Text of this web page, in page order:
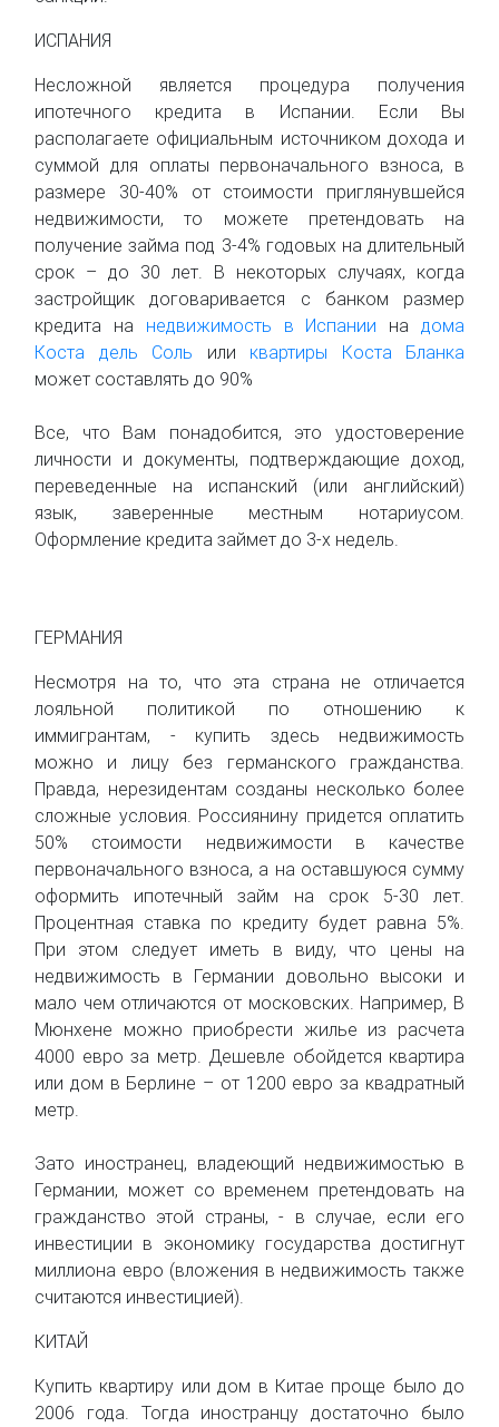
ИСПАНИЯ
Несложной является процедура получения
ипотечного кредита в Испании. Если Вы
располагаете официальным источником дохода и
суммой для оплаты первоначального взноса, в
размере 30-40% от стоимости приглянувшейся
недвижимости, то можете претендовать на
получение займа под 3-4% годовых на длительный
срок – до 30 лет. В некоторых случаях, когда
застройщик договаривается с банком размер
кредита на недвижимость в Испании надома
Коста дель Соль или квартиры Коста Бланка
может составлять до 90%
Все, что Вам понадобится, это удостоверение
личности и документы, подтверждающие доход,
переведенные на испанский (или английский)
язык, заверенные местным нотариусом.
Оформление кредита займет до 3-х недель.
ГЕРМАНИЯ
Несмотря на то, что эта страна не отличается
лояльной политикой по отношению к
иммигрантам, - купить здесь недвижимость
можно и лицу без германского гражданства.
Правда, нерезидентам созданы несколько более
сложные условия. Россиянину придется оплатить
50% стоимости недвижимости в качестве
первоначального взноса, а на оставшуюся сумму
оформить ипотечный займ на срок 5-30 лет.
Процентная ставка по кредиту будет равна 5%.
При этом следует иметь в виду, что цены на
недвижимость в Германии довольно высоки и
мало чем отличаются от московских. Например, В
Мюнхене можно приобрести жилье из расчета
4000 евро за метр. Дешевле обойдется квартира
или дом в Берлине – от 1200 евро за квадратный
метр.
Зато иностранец, владеющий недвижимостью в
Германии, может со временем претендовать на
гражданство этой страны, - в случае, если его
инвестиции в экономику государства достигнут
миллиона евро (вложения в недвижимость также
считаются инвестицией).
КИТАЙ
Купить квартиру или дом в Китае проще было до
2006 года. Тогда иностранцу достаточно было